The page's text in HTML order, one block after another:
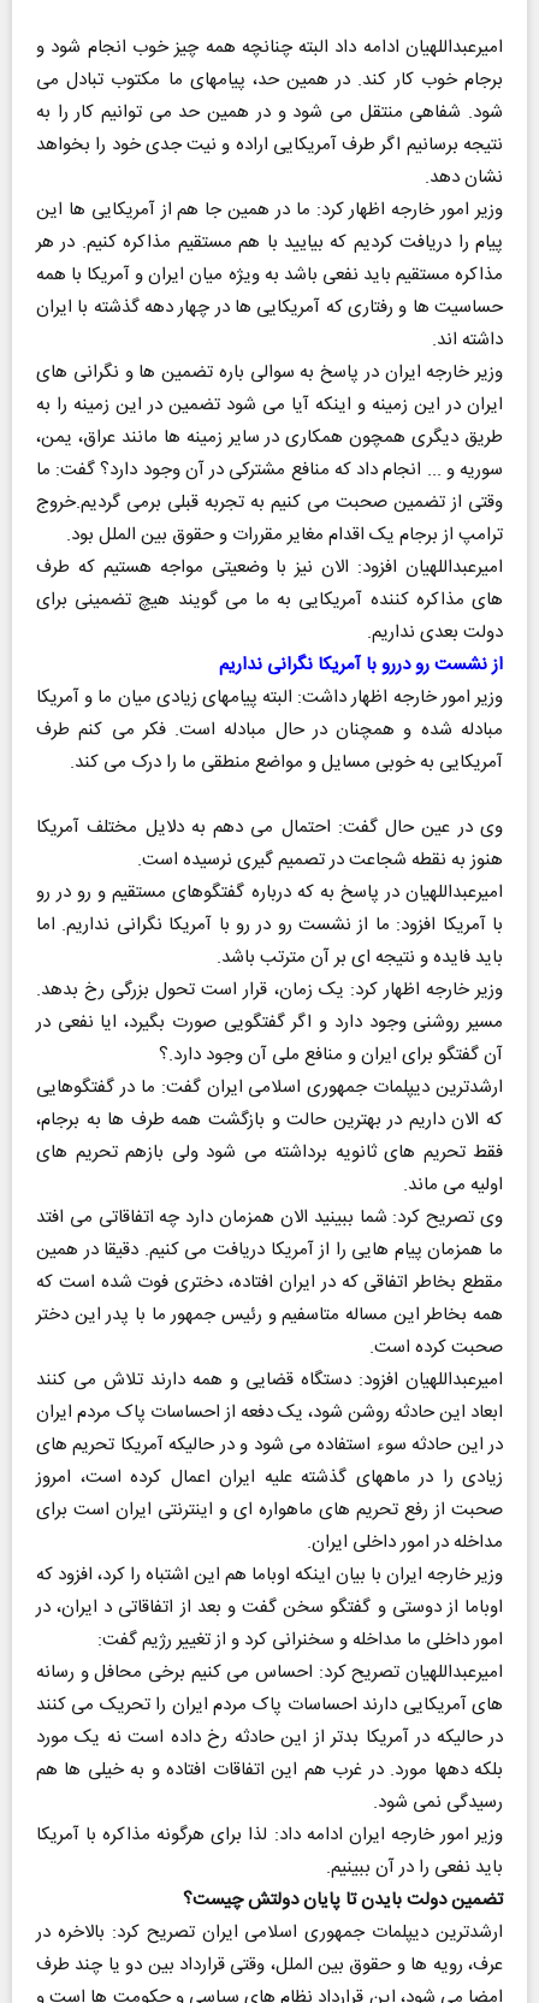
امیرعبداللهیان ادامه داد البته چنانچه همه چیز خوب انجام شود و
برجام خوب کار کند. در همین حد، پیامهای ما مکتوب تبادل می
شود. شفاهی منتقل می شود و در همین حد می توانیم کار را به
نتیجه برسانیم اگر طرف آمریکایی اراده و نیت جدی خود را بخواهد
نشان دهد.
وزیر امور خارجه اظهار کرد: ما در همین جا هم از آمریکایی ها این
پیام را دریافت کردیم که بیایید با هم مستقیم مذاکره کنیم. در هر
مذاکره مستقیم باید نفعی باشد به ویژه میان ایران و آمریکا با همه
حساسیت ها و رفتاری که آمریکایی ها در چهار دهه گذشته با ایران
داشته اند.
وزیر خارجه ایران در پاسخ به سوالی باره تضمین ها و نگرانی های
ایران در این زمینه و اینکه آیا می شود تضمین در این زمینه را به
طریق دیگری همچون همکاری در سایر زمینه ها مانند عراق، یمن،
سوریه و ... انجام داد که منافع مشترکی در آن وجود دارد؟ گفت: ما
وقتی از تضمین صحبت می کنیم به تجربه قبلی برمی گردیم.خروج
ترامپ از برجام یک اقدام مغایر مقررات و حقوق بین الملل بود.
امیرعبداللهیان افزود: الان نیز با وضعیتی مواجه هستیم که طرف
های مذاکره کننده آمریکایی به ما می گویند هیچ تضمینی برای
دولت بعدی نداریم.
از نشست رو دررو با آمریکا نگرانی نداریم
وزیر امور خارجه اظهار داشت: البته پیامهای زیادی میان ما و آمریکا
مبادله شده و همچنان در حال مبادله است. فکر می کنم طرف
آمریکایی به خوبی مسایل و مواضع منطقی ما را درک می کند.
وی در عین حال گفت: احتمال می دهم به دلایل مختلف آمریکا
هنوز به نقطه شجاعت در تصمیم گیری نرسیده است.
امیرعبداللهیان در پاسخ به که درباره گفتگوهای مستقیم و رو در رو
با آمریکا افزود: ما از نشست رو در رو با آمریکا نگرانی نداریم. اما
باید فایده و نتیجه ای بر آن مترتب باشد.
وزیر خارجه اظهار کرد: یک زمان، قرار است تحول بزرگی رخ بدهد.
مسیر روشنی وجود دارد و اگر گفتگویی صورت بگیرد، ایا نفعی در
آن گفتگو برای ایران و منافع ملی آن وجود دارد.؟
ارشدترین دیپلمات جمهوری اسلامی ایران گفت: ما در گفتگوهایی
که الان داریم در بهترین حالت و بازگشت همه طرف ها به برجام،
فقط تحریم های ثانویه برداشته می شود ولی بازهم تحریم های
اولیه می ماند.
وی تصریح کرد: شما ببینید الان همزمان دارد چه اتفاقاتی می افتد
ما همزمان پیام هایی را از آمریکا دریافت می کنیم. دقیقا در همین
مقطع بخاطر اتفاقی که در ایران افتاده، دختری فوت شده است که
همه بخاطر این مساله متاسفیم و رئیس جمهور ما با پدر این دختر
صحبت کرده است.
امیرعبداللهیان افزود: دستگاه قضایی و همه دارند تلاش می کنند
ابعاد این حادثه روشن شود، یک دفعه از احساسات پاک مردم ایران
در این حادثه سوء استفاده می شود و در حالیکه آمریکا تحریم های
زیادی را در ماههای گذشته علیه ایران اعمال کرده است، امروز
صحبت از رفع تحریم های ماهواره ای و اینترنتی ایران است برای
مداخله در امور داخلی ایران.
وزیر خارجه ایران با بیان اینکه اوباما هم این اشتباه را کرد، افزود که
اوباما از دوستی و گفتگو سخن گفت و بعد از اتفاقاتی د ایران، در
امور داخلی ما مداخله و سخنرانی کرد و از تغییر رژیم گفت:
امیرعبداللهیان تصریح کرد: احساس می کنیم برخی محافل و رسانه
های آمریکایی دارند احساسات پاک مردم ایران را تحریک می کنند
در حالیکه در آمریکا بدتر از این حادثه رخ داده است نه یک مورد
بلکه دهها مورد. در غرب هم این اتفاقات افتاده و به خیلی ها هم
رسیدگی نمی شود.
وزیر امور خارجه ایران ادامه داد: لذا برای هرگونه مذاکره با آمریکا
باید نفعی را در آن ببینیم.
تضمین دولت بایدن تا پایان دولتش چیست؟
ارشدترین دیپلمات جمهوری اسلامی ایران تصریح کرد: بالاخره در
عرف، رویه ها و حقوق بین الملل، وقتی قرارداد بین دو یا چند طرف